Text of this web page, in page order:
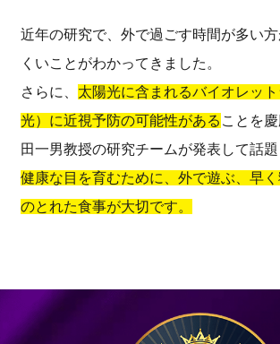
近年の研究で、外で過ごす時間が多い
くいことがわかってきました。
さらに、 太陽光に含まれるバイオレッ
光）に近視予防の可能性がある ことを
田一男教授の研究チームが発表して話題
健康な目を育むために、外で遊ぶ、早
のとれた食事が大切です。